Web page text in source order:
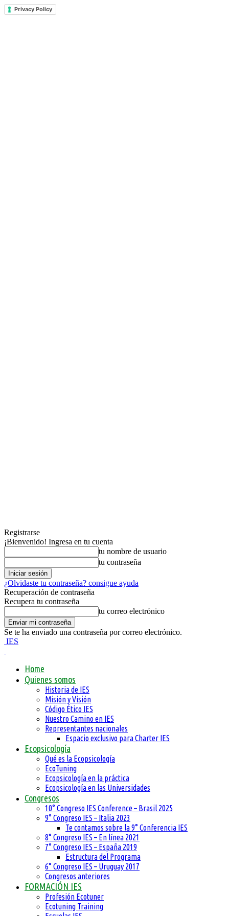
Privacy Policy
Registrarse
¡Bienvenido! Ingresa en tu cuenta
tu nombre de usuario
tu contraseña
¿Olvidaste tu contraseña? consigue ayuda
Recuperación de contraseña
Recupera tu contraseña
tu correo electrónico
Se te ha enviado una contraseña por correo electrónico.
IES
Home
Quienes somos
Historia de IES
Misión y Visión
Código Ético IES
Nuestro Camino en IES
Representantes nacionales
Espacio exclusivo para Charter IES
Ecopsicología
Qué es la Ecopsicología
EcoTuning
Ecopsicología en la práctica
Ecopsicología en las Universidades
Congresos
10° Congreso IES Conference – Brasil 2025
9° Congreso IES – Italia 2023
Te contamos sobre la 9° Conferencia IES
8° Congreso IES – En línea 2021
7° Congreso IES – España 2019
Estructura del Programa
6° Congreso IES – Uruguay 2017
Congresos anteriores
FORMACIÓN IES
Profesión Ecotuner
Ecotuning Training